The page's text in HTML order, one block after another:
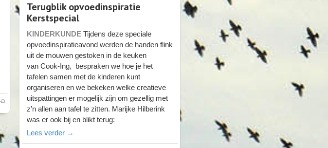
Terugblik opvoedinspiratie
Kerstspecial
KINDERKUNDE Tijdens deze speciale
opvoedinspiratieavond werden de handen flink
uit de mouwen gestoken in de keuken
van Cook-Ing, bespraken we hoe je het
tafelen samen met de kinderen kunt
organiseren en we bekeken welke creatieve
uitspattingen er mogelijk zijn om gezellig met
z’n allen aan tafel te zitten. Marijke Hilberink
was er ook bij en blikt terug:
Lees verder →